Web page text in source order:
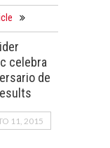
celebra
de
11, 2015